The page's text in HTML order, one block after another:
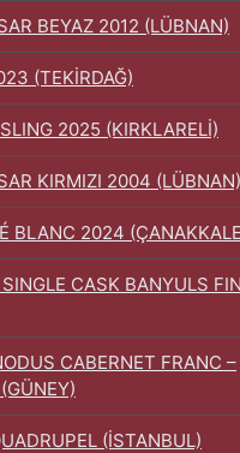
BEYAZ 2012 (LÜBNAN)
(TEKİRDAĞ)
2025 (KIRKLARELİ)
KIRMIZI 2004 (LÜBNAN)
BLANC 2024
SINGLE CASK BANYULS
CABERNET FRANC –
(İSTANBUL)